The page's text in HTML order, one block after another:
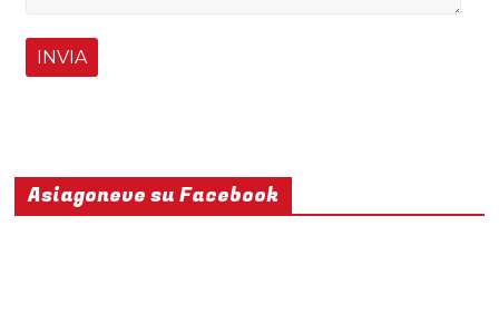
Asiagoneve su Facebook